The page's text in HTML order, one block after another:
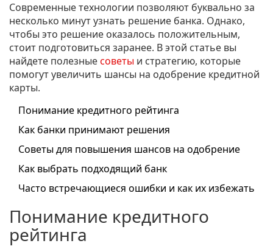
Современные технологии позволяют буквально за
несколько минут узнать решение банка. Однако,
чтобы это решение оказалось положительным,
стоит подготовиться заранее. В этой статье вы
найдете полезныесоветы и стратегию, которые
помогут увеличить шансы на одобрение кредитной
карты.
Понимание кредитного рейтинга
Как банки принимают решения
Советы для повышения шансов на одобрение
Как выбрать подходящий банк
Часто встречающиеся ошибки и как их избежать
Понимание кредитного
рейтинга